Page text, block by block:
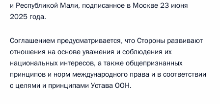
и Республикой Мали, подписанное в Москве 23 июня
2025 года.
Соглашением предусматривается, что Стороны развивают
отношения на основе уважения и соблюдения их
национальных интересов, a также общепризнанных
принципов и норм международного права и в соответствии
с целями и принципами Устава ООН.